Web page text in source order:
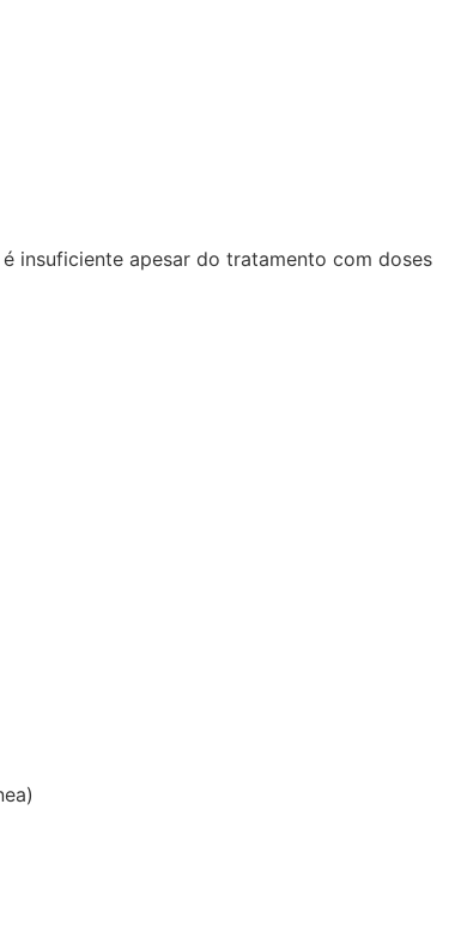
insuficiente apesar do tratamento com doses